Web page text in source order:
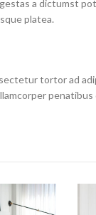
a dictumst
platea.
tortor ad